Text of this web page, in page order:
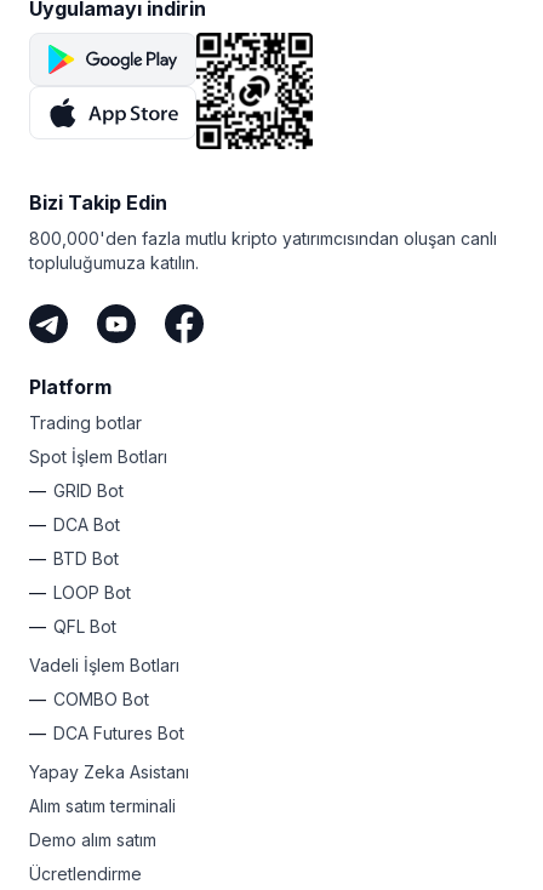
Uygulamayı indirin
Bizi Takip Edin
800,000'den fazla mutlu kripto yatırımcısından oluşan canlı
topluluğumuza katılın.
Platform
Trading botlar
Spot İşlem Botları
GRID Bot
DCA Bot
BTD Bot
LOOP Bot
QFL Bot
Vadeli İşlem Botları
COMBO Bot
DCA Futures Bot
Yapay Zeka Asistanı
Alım satım terminali
Demo alım satım
Ücretlendirme